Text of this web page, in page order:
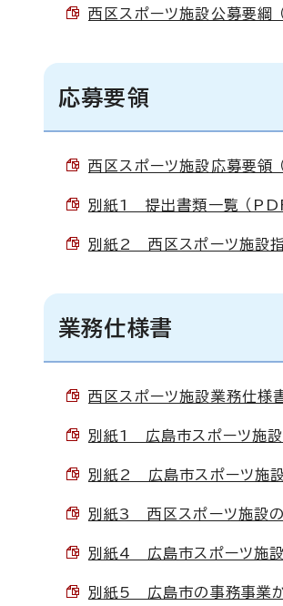
西区スポーツ施設公募要
応募要領
西区スポーツ施設応募要
別紙1 提出書類一覧 （
別紙2 西区スポーツ施設
業務仕様書
西区スポーツ施設業務仕
別紙1 広島市スポーツ施
別紙2 広島市スポーツ施
別紙3 西区スポーツ施設
別紙4 広島市スポーツ施
別紙5 広島市の事務事業か